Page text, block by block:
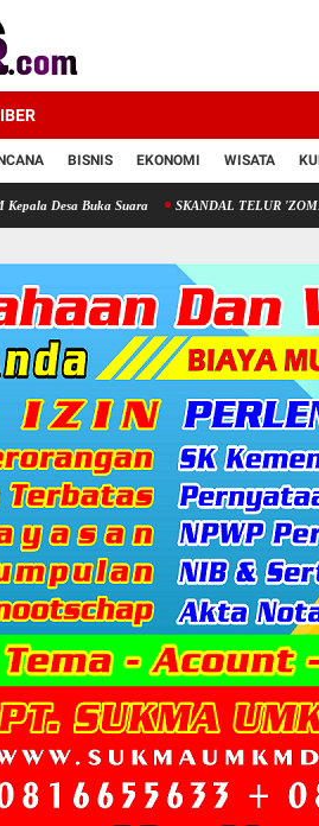
BISNIS EKONOMI WISATA
Buka Suara SKANDAL TELUR 'ZOMBI'